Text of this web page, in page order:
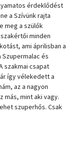
érdeklődést
a Szívünk rajta
meg a szülők
minden
ami áprilisban a
és
szakmai csapat
így vélekedett a
az a nagyon
más, mint aki vagy.
szuperhős. Csak